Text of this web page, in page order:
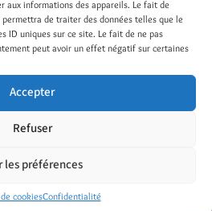
aux informations des appareils. Le fait de
de traiter des données telles que le
ID uniques sur ce site. Le fait de ne pas
peut avoir un effet négatif sur certaines
Accepter
Refuser
les préférences
cookiesConfidentialité
Vosges-avenue Jean-Jaurès
4,00€
Ajouter au panier